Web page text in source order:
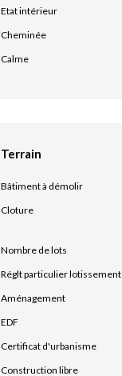
Etat intérieur
Cheminée
Calme
Terrain
Bâtiment à démolir
Cloture
Nombre de lots
Réglt particulier lotissement
Aménagement
EDF
Certificat d'urbanisme
Construction libre